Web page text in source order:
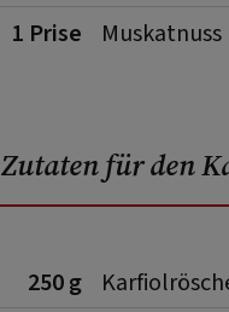
1 Prise
Muskatnuss
Zutaten für den
250 g